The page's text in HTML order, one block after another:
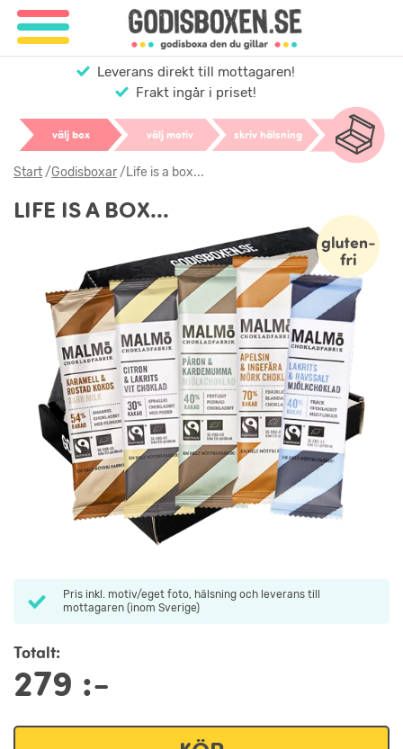
Leverans direkt till mottagaren!
Frakt ingår i priset!
välj box välj motiv skriv hälsning
Start/Godisboxar/Life is a box...
LIFE IS A BOX...
Pris inkl. motiv/eget foto, hälsning och leverans till
mottagaren (inom Sverige)
Totalt:
279 :-